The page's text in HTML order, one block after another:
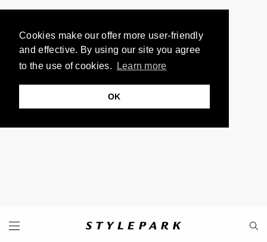
Cookies make our offer more user-friendly
and effective. By using our site you agree
to the use of cookies.
Learn more
OK